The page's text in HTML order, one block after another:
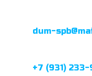
dum-
+7 (931)